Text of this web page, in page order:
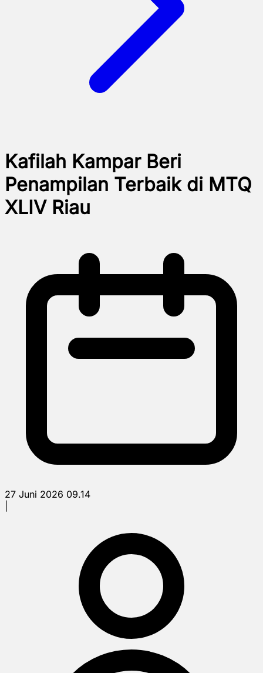
Kafilah Kampar Beri
Penampilan Terbaik di MTQ
XLIV Riau
27 Juni 2026 09.14